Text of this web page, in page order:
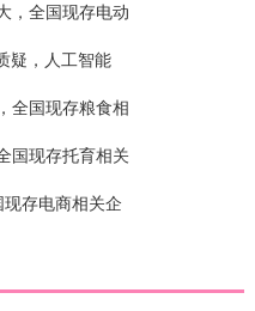
，全国现存电动
疑，人工智能
全国现存粮食相
国现存托育相关
存电商相关企